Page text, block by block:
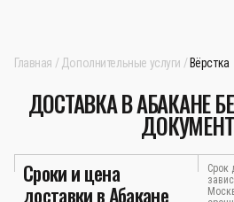
Главная Дополнительные услуги Вёрстка
ДОСТАВКА В АБАКАНЕ
Сроки и цена
доставки в Абакане
Срок